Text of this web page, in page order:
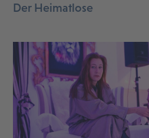
Der Heimatlose